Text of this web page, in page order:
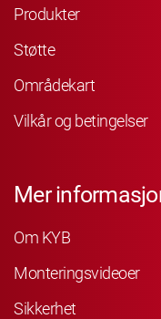
Produkter
Støtte
Områdekart
Vilkår og betingelser
Mer
Om KYB
Monteringsvideoer
Sikkerhet